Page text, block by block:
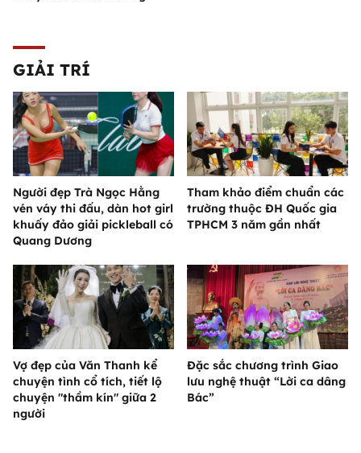
GIẢI TRÍ
Người đẹp Trà Ngọc Hằng
vén váy thi đấu, dàn hot girl
khuấy đảo giải pickleball có
Quang Dương
Tham khảo điểm chuẩn các
trường thuộc ĐH Quốc gia
TPHCM 3 năm gần nhất
Vợ đẹp của Văn Thanh kể
chuyện tình cổ tích, tiết lộ
chuyện "thầm kín" giữa 2
người
Đặc sắc chương trình Giao
lưu nghệ thuật “Lời ca dâng
Bác”